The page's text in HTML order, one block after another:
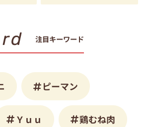
注目キーワード
ピーマン
Ｙｕｕ 鶏むね肉